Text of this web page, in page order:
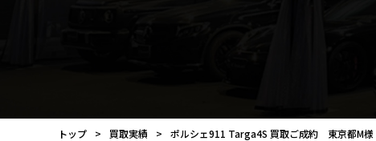
トップ 買取実績 ポルシェ911 Targa4S 買取ご成約 東京都M様